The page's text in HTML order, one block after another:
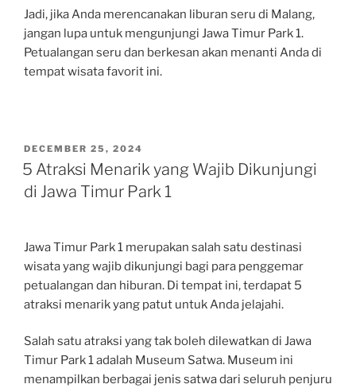
Jadi, jika Anda merencanakan liburan seru di Malang,
jangan lupa untuk mengunjungi Jawa Timur Park 1.
Petualangan seru dan berkesan akan menanti Anda di
tempat wisata favorit ini.
POSTED
ON
DECEMBER 25, 2024
5 Atraksi Menarik yang Wajib Dikunjungi
di Jawa Timur Park 1
Jawa Timur Park 1 merupakan salah satu destinasi
wisata yang wajib dikunjungi bagi para penggemar
petualangan dan hiburan. Di tempat ini, terdapat 5
atraksi menarik yang patut untuk Anda jelajahi.
Salah satu atraksi yang tak boleh dilewatkan di Jawa
Timur Park 1 adalah Museum Satwa. Museum ini
menampilkan berbagai jenis satwa dari seluruh penjuru